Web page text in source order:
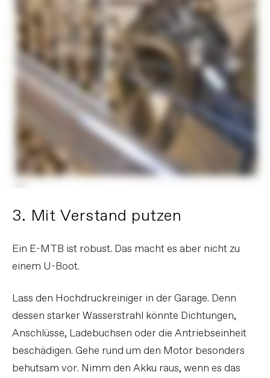
3. Mit Verstand putzen
Ein E-MTB ist robust. Das macht es aber nicht zu
einem U-Boot.
Lass den Hochdruckreiniger in der Garage. Denn
dessen starker Wasserstrahl könnte Dichtungen,
Anschlüsse, Ladebuchsen oder die Antriebseinheit
beschädigen. Gehe rund um den Motor besonders
behutsam vor. Nimm den Akku raus, wenn es das